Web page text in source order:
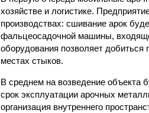
хозяйстве и логистике.
производствах: сшивание арок
фальцеосадочной машины,
оборудования позволяет добиться
местах стыков.
В среднем на возведение объекта
срок эксплуатации арочных
организация внутреннего